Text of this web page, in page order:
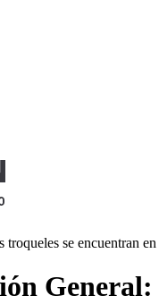
troqueles se encuentran en
General: